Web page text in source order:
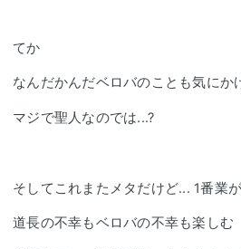
てか
なんだかんだベロバのことも気にか
マジで聖人なのでは...?
そしてこれまたメタだけど... 1番業
道長の不幸もベロバの不幸も楽しむ